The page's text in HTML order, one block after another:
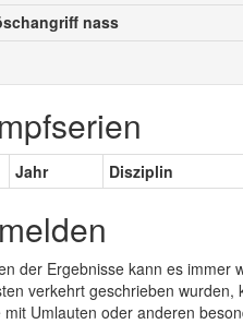
nass
Jahr Disziplin
der Ergebnisse kann es
verkehrt geschrieben
Umlauten oder anderen